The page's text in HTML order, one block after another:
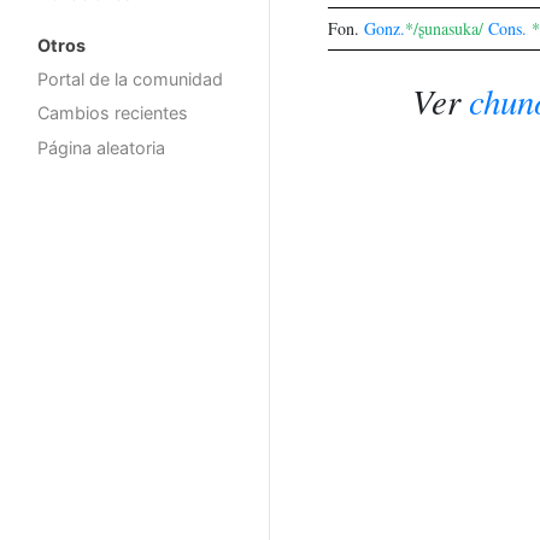
Otros
Portal de la comunidad
Cambios recientes
Página aleatoria
Fon. Gonz.*/ʂunasuka/ Cons.
Ver